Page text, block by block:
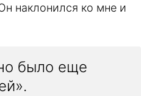
наклонился ко мне и
было еще